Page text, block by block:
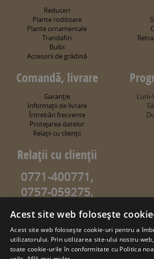
Reduceri
Plante roditoare
Plante ornamentale
Trandafiri
Bulbi
Accesorii de grădină
Comandă, livrare
Garanţie
Informaţii de livrare
Întrebări frecvente
Protejarea datelor
Relaţii cu clienţii
Luni-
Relaţii cu clienţii
0771-400771,
0757-059275,
0757-059274
info@sweetgarden.ro
© copyright 2026. sweetgarden.ro
Acest site web folosește
Acest site web folosește cookie-uri pentru a
utilizatorului. Prin utilizarea site-ului nostru
toate cookie-urile în conformitate cu Politica